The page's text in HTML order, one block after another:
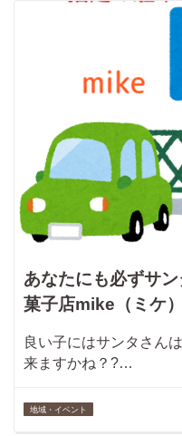
あなたにも必ずサ
菓子店mike（ミケ
良い子にはサンタさん
来ますかね？?…
地域・イベント